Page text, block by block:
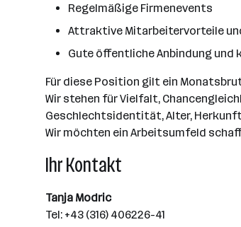
Regelmäßige Firmenevents
Attraktive Mitarbeitervorteile
Gute öffentliche Anbindung und
Für diese Position gilt ein
Wir stehen für Vielfalt,
Geschlechtsidentität, Alter,
Wir möchten ein Arbeitsumfeld
Ihr Kontakt
Tanja Modric
Tel: +43 (316) 406226-41